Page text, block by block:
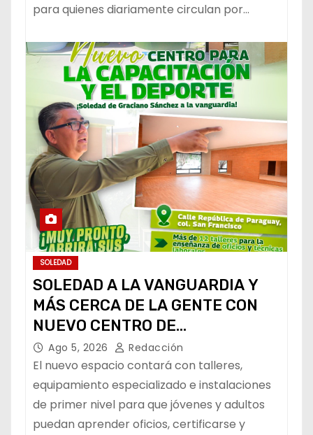
para quienes diariamente circulan por…
SOLEDAD
SOLEDAD A LA VANGUARDIA Y
MÁS CERCA DE LA GENTE CON
NUEVO CENTRO DE
CAPACITACIÓN: NAVARRO MUÑIZ
Ago 5, 2026 Redacción
El nuevo espacio contará con talleres,
equipamiento especializado e instalaciones
de primer nivel para que jóvenes y adultos
puedan aprender oficios, certificarse y